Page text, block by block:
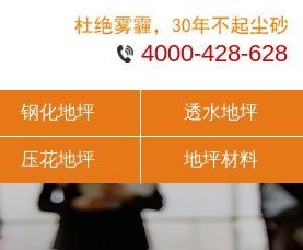
4000-428-628
钢化地坪 透水地坪
压花地坪 地坪材料